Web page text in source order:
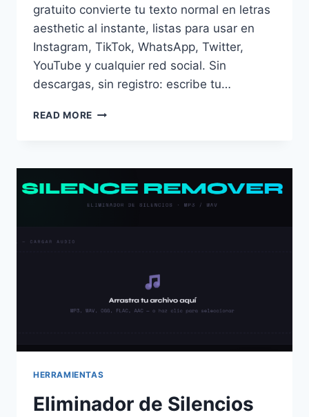
gratuito convierte tu texto normal en letras
aesthetic al instante, listas para usar en
Instagram, TikTok, WhatsApp, Twitter,
YouTube y cualquier red social. Sin
descargas, sin registro: escribe tu…
READ MORE LETRAS
HERRAMIENTAS
Eliminador de Silencios